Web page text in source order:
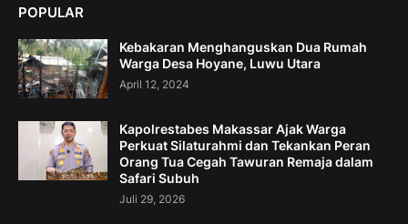
POPULAR
Kebakaran Menghanguskan Dua Rumah
Warga Desa Hoyane, Luwu Utara
April 12, 2024
Kapolrestabes Makassar Ajak Warga
Perkuat Silaturahmi dan Tekankan Peran
Orang Tua Cegah Tawuran Remaja dalam
Safari Subuh
Juli 29, 2026